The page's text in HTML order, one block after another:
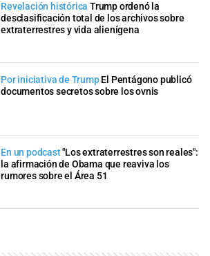
Revelación histórica Trump ordenó la
desclasificación total de los archivos sobre
extraterrestres y vida alienígena
Por iniciativa de Trump El Pentágono publicó
documentos secretos sobre los ovnis
En un podcast"Los extraterrestres son reales":
la afirmación de Obama que reaviva los
rumores sobre el Área 51